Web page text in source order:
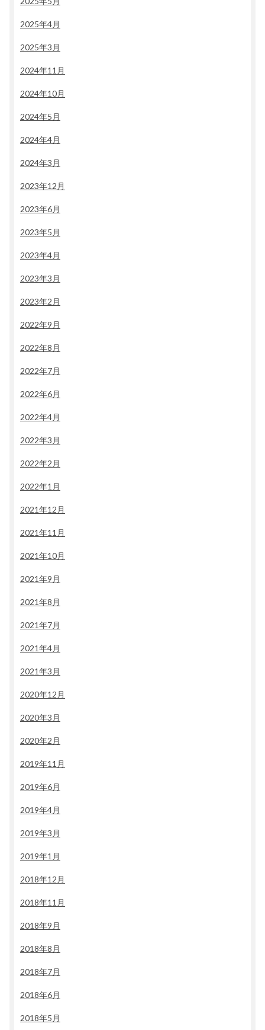
2025年4月
2025年3月
2024年11月
2024年10月
2024年5月
2024年4月
2024年3月
2023年12月
2023年6月
2023年5月
2023年4月
2023年3月
2023年2月
2022年9月
2022年8月
2022年7月
2022年6月
2022年4月
2022年3月
2022年2月
2022年1月
2021年12月
2021年11月
2021年10月
2021年9月
2021年8月
2021年7月
2021年4月
2021年3月
2020年12月
2020年3月
2020年2月
2019年11月
2019年6月
2019年4月
2019年3月
2019年1月
2018年12月
2018年11月
2018年9月
2018年8月
2018年7月
2018年6月
2018年5月